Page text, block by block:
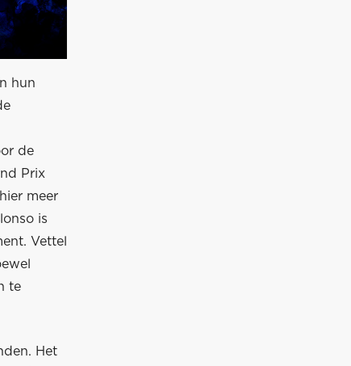
hun
de
Prix
meer
is
Vettel
te
Het